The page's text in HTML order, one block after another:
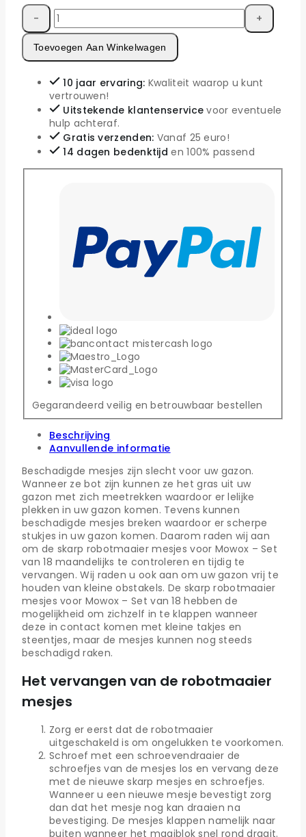
Skarp
robotmaaier
mesjes
voor
Mowox
–
Set
van
18
aantal
Toevoegen Aan Winkelwagen
10 jaar ervaring: Kwaliteit waarop u kunt
vertrouwen!
Uitstekende klantenservicevoor eventuele
hulp achteraf.
Gratis verzenden: Vanaf 25 euro!
14 dagen bedenktijden 100% passend
Gegarandeerd veilig en betrouwbaar bestellen
Beschrijving
Aanvullende informatie
Beschadigde mesjes zijn slecht voor uw gazon.
Wanneer ze bot zijn kunnen ze het gras uit uw
gazon met zich meetrekken waardoor er lelijke
plekken in uw gazon komen. Tevens kunnen
beschadigde mesjes breken waardoor er scherpe
stukjes in uw gazon komen. Daarom raden wij aan
om de skarp robotmaaier mesjes voor Mowox – Set
van 18 maandelijks te controleren en tijdig te
vervangen. Wij raden u ook aan om uw gazon vrij te
houden van kleine obstakels. De skarp robotmaaier
mesjes voor Mowox – Set van 18 hebben de
mogelijkheid om zichzelf in te klappen wanneer
deze in contact komen met kleine takjes en
steentjes, maar de mesjes kunnen nog steeds
beschadigd raken.
Het vervangen van de robotmaaier
mesjes
Zorg er eerst dat de robotmaaier
uitgeschakeld is om ongelukken te voorkomen.
Schroef met een schroevendraaier de
schroefjes van de mesjes los en vervang deze
met de nieuwe skarp mesjes en schroefjes.
Wanneer u een nieuwe mesje bevestigt zorg
dan dat het mesje nog kan draaien na
bevestiging. De mesjes klappen namelijk naar
buiten wanneer het maaiblok snel rond draait.